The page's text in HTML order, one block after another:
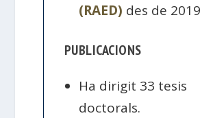
(RAED) des de
PUBLICACIONS
Ha dirigit 33 tesis
doctorals.